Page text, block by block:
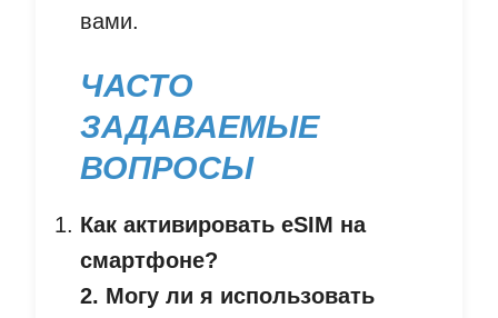
вами.
ЧАСТО
ЗАДАВАЕМЫЕ
ВОПРОСЫ
Как активировать eSIM на
смартфоне?
2. Могу ли я использовать